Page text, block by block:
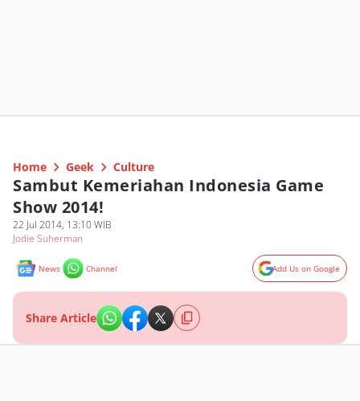
Home Geek Culture
Sambut Kemeriahan Indonesia Game
Show 2014!
22 Jul 2014, 13:10 WIB
Jodie Suherman
News Channel Add Us on Google
Share Article